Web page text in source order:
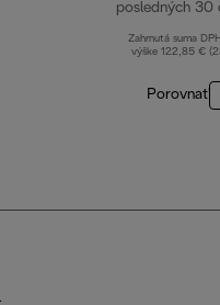
posledných 30
Zahrnutá suma
výške 122,85 €
Porovnať